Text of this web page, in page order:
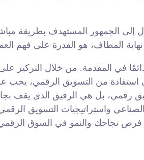
الجمهور المستهدف بطريقة
في المقدمة. من خلال التركيز
رقمي، بل هي الرفيق الذي يقف
واستراتيجيات التسويق
فرص نجاحك والنمو في السوق